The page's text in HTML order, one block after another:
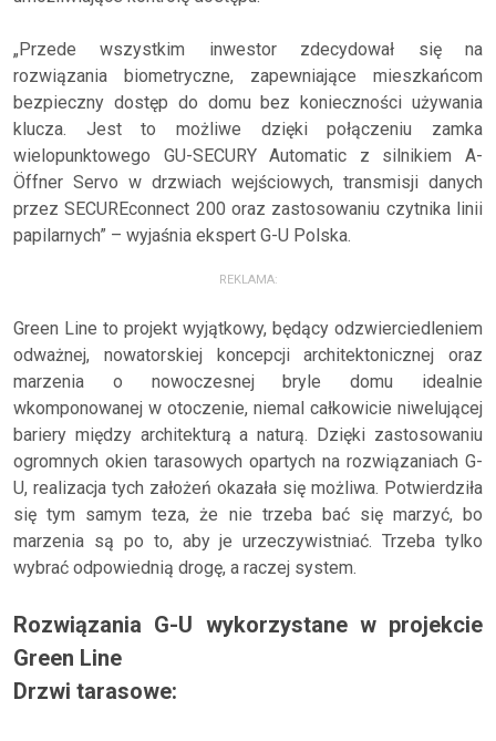
„Przede wszystkim inwestor zdecydował się na
rozwiązania biometryczne, zapewniające mieszkańcom
bezpieczny dostęp do domu bez konieczności używania
klucza. Jest to możliwe dzięki połączeniu zamka
wielopunktowego GU-SECURY Automatic z silnikiem A-
Öffner Servo w drzwiach wejściowych, transmisji danych
przez SECUREconnect 200 oraz zastosowaniu czytnika linii
papilarnych” – wyjaśnia ekspert G-U Polska.
REKLAMA:
Green Line to projekt wyjątkowy, będący odzwierciedleniem
odważnej, nowatorskiej koncepcji architektonicznej oraz
marzenia o nowoczesnej bryle domu idealnie
wkomponowanej w otoczenie, niemal całkowicie niwelującej
bariery między architekturą a naturą. Dzięki zastosowaniu
ogromnych okien tarasowych opartych na rozwiązaniach G-
U, realizacja tych założeń okazała się możliwa. Potwierdziła
się tym samym teza, że nie trzeba bać się marzyć, bo
marzenia są po to, aby je urzeczywistniać. Trzeba tylko
wybrać odpowiednią drogę, a raczej system.
Rozwiązania G-U wykorzystane w projekcie
Green Line
Drzwi tarasowe: